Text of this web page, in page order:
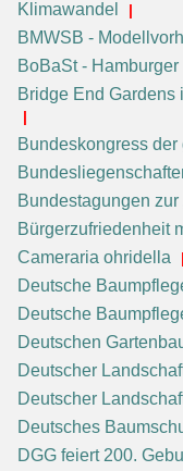
Klimawandel
BMWSB -
BoBaSt -
Bridge End Gardens
Bundeskongress
Bundestagungen
Bürgerzufriedenheit
Cameraria ohridella
Deutsche
Deutsche
Deutschen
Deutscher
Deutscher
Deutsches
DGG feiert 200.